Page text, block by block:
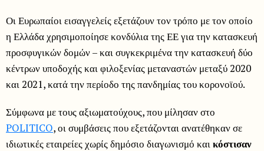
Οι Ευρωπαίοι εισαγγελείς εξετάζουν τον τρόπο με τον οποίο
η Ελλάδα χρησιμοποίησε κονδύλια της ΕΕ για την κατασκευή
προσφυγικών δομών – και συγκεκριμένα την κατασκευή δύο
κέντρων υποδοχής και φιλοξενίας μεταναστών μεταξύ 2020
και 2021, κατά την περίοδο της πανδημίας του κορονοϊού.
Σύμφωνα με τους αξιωματούχους, που μίλησαν στο
POLITICO, οι συμβάσεις που εξετάζονται ανατέθηκαν σε
ιδιωτικές εταιρείες χωρίς δημόσιο διαγωνισμό καικόστισαν